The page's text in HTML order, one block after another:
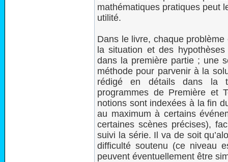
mathématiques pratiques peut
utilité.
Dans le livre, chaque
la situation et des
dans la première partie ; une
méthode pour parvenir à la
rédigé en détails dans la
programmes de Première et
notions sont indexées à la fin
au maximum à certains
certaines scènes précises),
suivi la série. Il va de soit
difficulté soutenu (ce niveau
peuvent éventuellement être